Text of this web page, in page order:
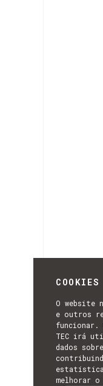
COOKIES
O website
e outros
funcionar.
TEC irá
dados
melhorar